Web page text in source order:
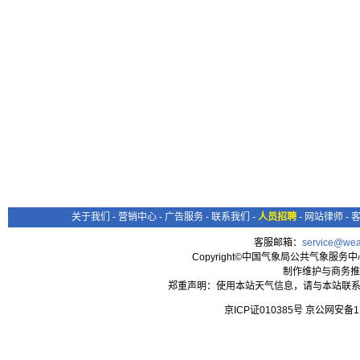
关于我们 - 营销中心 - 广告服务 - 联系我们 - 人员招聘 - 网站律师 -
客服邮箱：
Copyright©中国气象局公共气象服务
制作维护与商务
郑重声明：使用本站天气信息，请与本站联
京ICP证010385号 京公网安备